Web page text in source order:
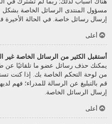
مسؤول المنتدى الرسائل الخاصة
إرسال رسائل خاصة. في الحالة
أعلى
أستقبل الكثير من الرسائل الخاصة غير
يمكنك حذف رسائل عضو ما تلقائيًا عن
من لوحة التحكم الخاصة بك. إذا كنت
قم بالتبليغ عن الرسالة للمدراء؛ فهم
إرسال الرسائل الخاصة.
أعلى